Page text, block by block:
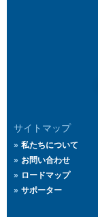
サイトマップ
私たちについて
お問い合わせ
ロードマップ
サポーター